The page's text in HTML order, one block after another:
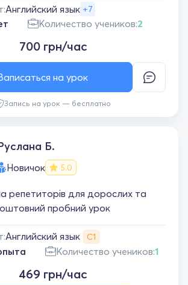
Английский язык +7
Количество учеников:2
700 грн/час
Запись на урок — бесплатно
на урок
Б.
Новичок 5.0
репетиторів для дорослих та
пробний урок
Английский язык С1
Количество учеников:1
469 грн/час